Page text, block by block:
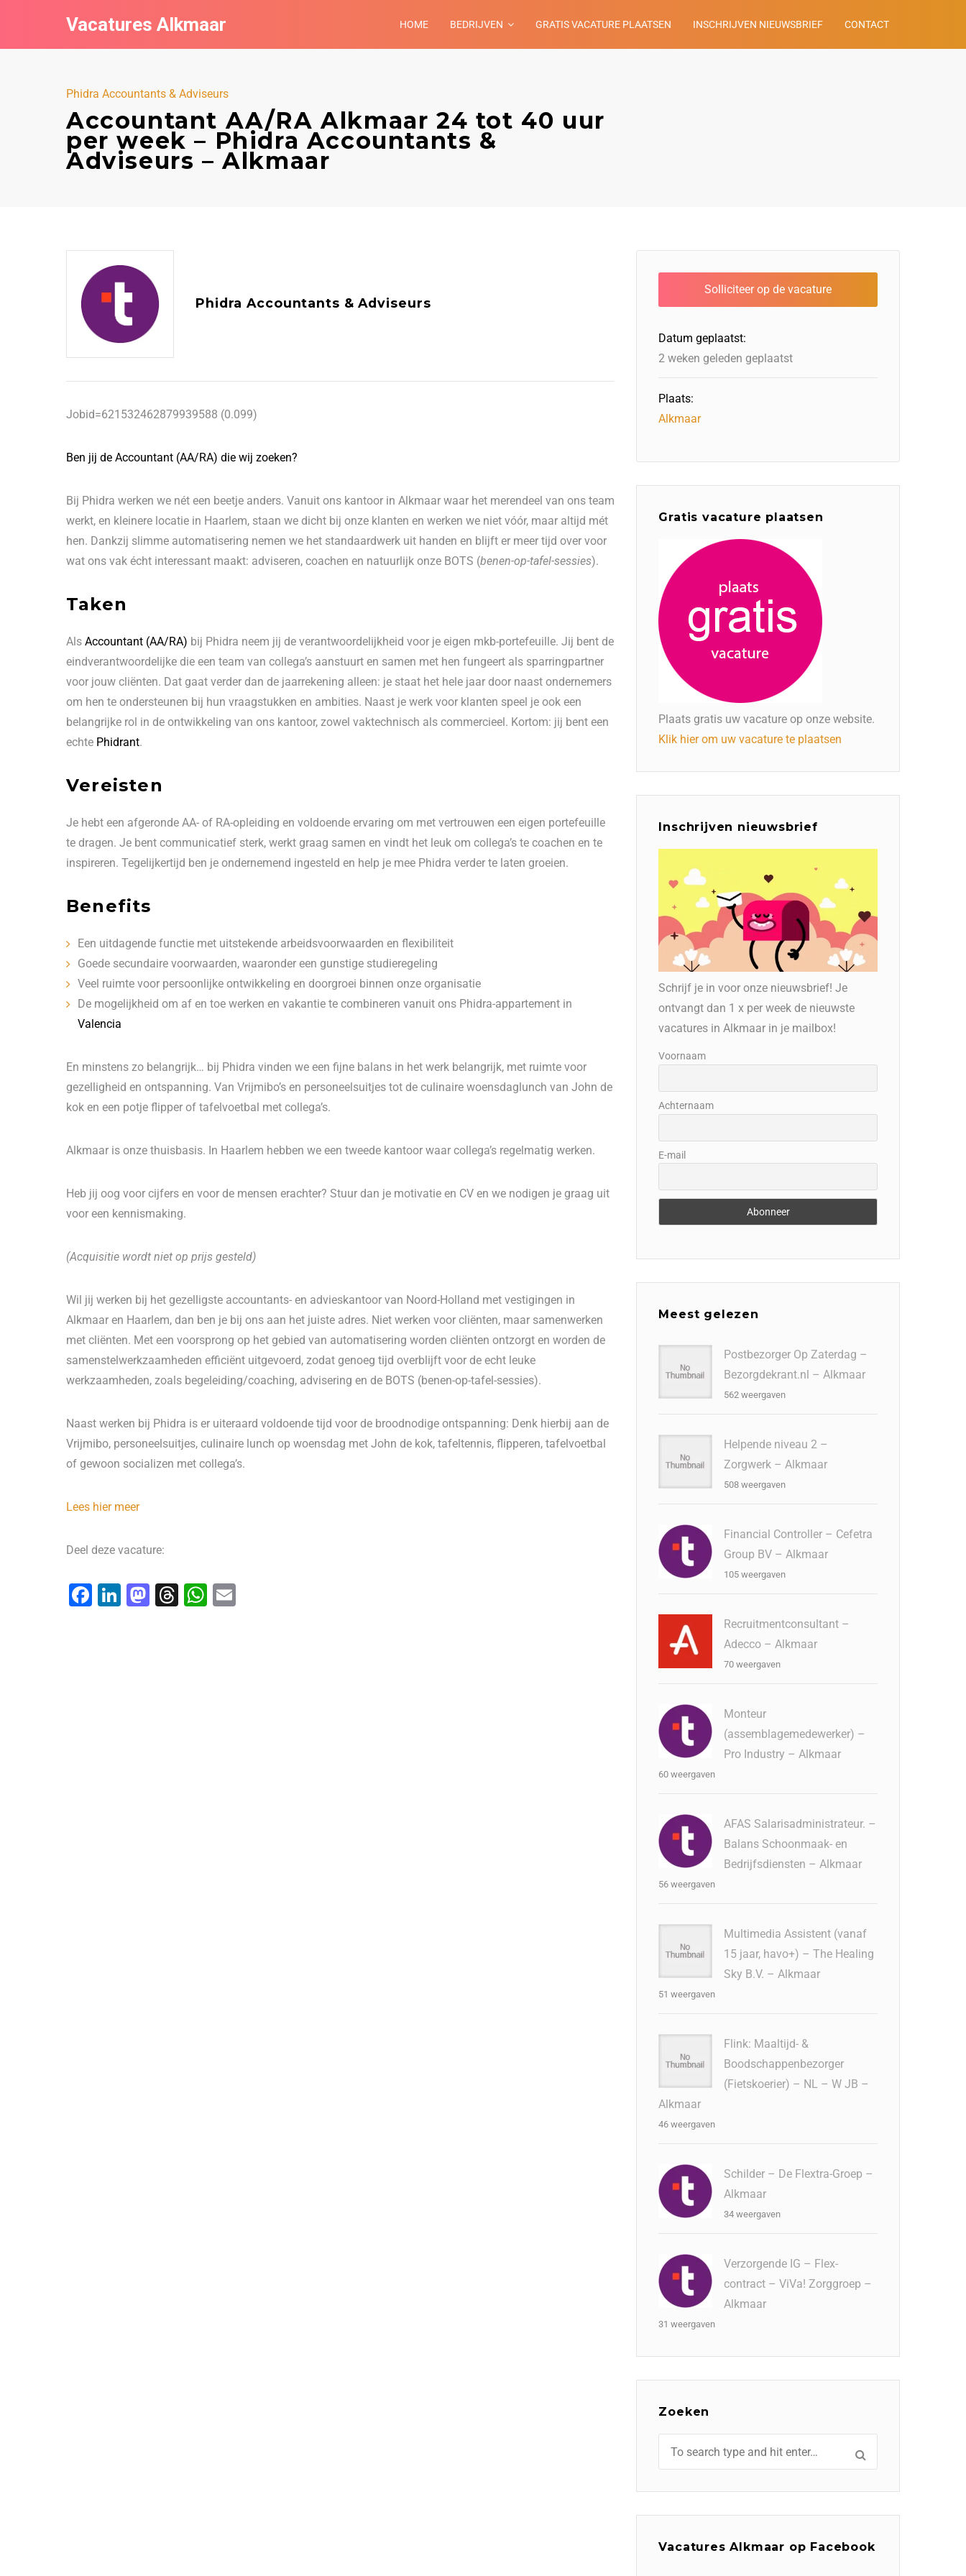
Vacatures Alkmaar HOME BEDRIJVEN GRATIS VACATURE PLAATSEN INSCHRIJVEN NIEUWSBRIEF CONTACT
Phidra Accountants & Adviseurs
Accountant AA/RA Alkmaar 24 tot 40 uur
per week – Phidra Accountants &
Adviseurs – Alkmaar
Phidra Accountants & Adviseurs
Jobid=621532462879939588 (0.099)
Ben jij de Accountant (AA/RA) die wij zoeken?
Bij Phidra werken we nét een beetje anders. Vanuit ons kantoor in Alkmaar waar het merendeel van ons team
werkt, en kleinere locatie in Haarlem, staan we dicht bij onze klanten en werken we niet vóór, maar altijd mét
hen. Dankzij slimme automatisering nemen we het standaardwerk uit handen en blijft er meer tijd over voor
wat ons vak écht interessant maakt: adviseren, coachen en natuurlijk onze BOTS (benen-op-tafel-sessies).
Taken
Als Accountant (AA/RA) bij Phidra neem jij de verantwoordelijkheid voor je eigen mkb-portefeuille. Jij bent de
eindverantwoordelijke die een team van collega’s aanstuurt en samen met hen fungeert als sparringpartner
voor jouw cliënten. Dat gaat verder dan de jaarrekening alleen: je staat het hele jaar door naast ondernemers
om hen te ondersteunen bij hun vraagstukken en ambities. Naast je werk voor klanten speel je ook een
belangrijke rol in de ontwikkeling van ons kantoor, zowel vaktechnisch als commercieel. Kortom: jij bent een
echte Phidrant.
Vereisten
Je hebt een afgeronde AA- of RA-opleiding en voldoende ervaring om met vertrouwen een eigen portefeuille
te dragen. Je bent communicatief sterk, werkt graag samen en vindt het leuk om collega’s te coachen en te
inspireren. Tegelijkertijd ben je ondernemend ingesteld en help je mee Phidra verder te laten groeien.
Benefits
Een uitdagende functie met uitstekende arbeidsvoorwaarden en flexibiliteit
Goede secundaire voorwaarden, waaronder een gunstige studieregeling
Veel ruimte voor persoonlijke ontwikkeling en doorgroei binnen onze organisatie
De mogelijkheid om af en toe werken en vakantie te combineren vanuit ons Phidra-appartement in
Valencia
En minstens zo belangrijk… bij Phidra vinden we een fijne balans in het werk belangrijk, met ruimte voor
gezelligheid en ontspanning. Van Vrijmibo’s en personeelsuitjes tot de culinaire woensdaglunch van John de
kok en een potje flipper of tafelvoetbal met collega’s.
Alkmaar is onze thuisbasis. In Haarlem hebben we een tweede kantoor waar collega’s regelmatig werken.
Heb jij oog voor cijfers en voor de mensen erachter? Stuur dan je motivatie en CV en we nodigen je graag uit
voor een kennismaking.
(Acquisitie wordt niet op prijs gesteld)
Wil jij werken bij het gezelligste accountants- en advieskantoor van Noord-Holland met vestigingen in
Alkmaar en Haarlem, dan ben je bij ons aan het juiste adres. Niet werken voor cliënten, maar samenwerken
met cliënten. Met een voorsprong op het gebied van automatisering worden cliënten ontzorgt en worden de
samenstelwerkzaamheden efficiënt uitgevoerd, zodat genoeg tijd overblijft voor de echt leuke
werkzaamheden, zoals begeleiding/coaching, advisering en de BOTS (benen-op-tafel-sessies).
Naast werken bij Phidra is er uiteraard voldoende tijd voor de broodnodige ontspanning: Denk hierbij aan de
Vrijmibo, personeelsuitjes, culinaire lunch op woensdag met John de kok, tafeltennis, flipperen, tafelvoetbal
of gewoon socializen met collega’s.
Lees hier meer
Deel deze vacature:
F
Li
M T
W
Datum geplaatst:
2 weken geleden geplaatst
Plaats:
Alkmaar
Gratis vacature plaatsen
Plaats gratis uw vacature op onze website.
Klik hier om uw vacature te plaatsen
Inschrijven nieuwsbrief
Schrijf je in voor onze nieuwsbrief! Je
ontvangt dan 1 x per week de nieuwste
vacatures in Alkmaar in je mailbox!
Voornaam
Achternaam
E-mail
Meest gelezen
Postbezorger Op Zaterdag –
Bezorgdekrant.nl – Alkmaar
562 weergaven
Helpende niveau 2 –
Zorgwerk – Alkmaar
508 weergaven
Financial Controller – Cefetra
Group BV – Alkmaar
105 weergaven
Recruitmentconsultant –
Adecco – Alkmaar
70 weergaven
Monteur
(assemblagemedewerker) –
Pro Industry – Alkmaar
60 weergaven
AFAS Salarisadministrateur. –
Balans Schoonmaak- en
Bedrijfsdiensten – Alkmaar
56 weergaven
Multimedia Assistent (vanaf
15 jaar, havo+) – The Healing
Sky B.V. – Alkmaar
51 weergaven
Flink: Maaltijd- &
Boodschappenbezorger
(Fietskoerier) – NL – W JB –
Alkmaar
46 weergaven
Schilder – De Flextra-Groep –
Alkmaar
34 weergaven
Verzorgende IG – Flex-
contract – ViVa! Zorggroep –
Alkmaar
31 weergaven
Zoeken
Vacatures Alkmaar op Facebook